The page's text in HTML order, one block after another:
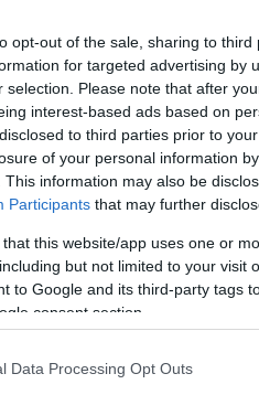
opt-out of the sale, sharing to
for targeted advertising by
selection. Please note that after
interest-based ads based on
to third parties prior to
of your personal information
This information may also be
Participants that may further
that this website/app uses one or
but not limited to your visit
to Google and its third-party tags
consent section.
Data Processing Opt Outs